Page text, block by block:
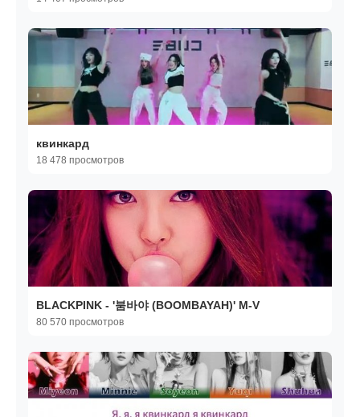
квинкард
18 478 просмотров
BLACKPINK - '붐바야 (BOOMBAYAH)' M-V
80 570 просмотров